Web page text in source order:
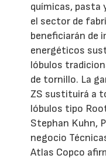
químicas, pasta
el sector de
beneficiarán de
energéticos
lóbulos
de tornillo. La
ZS sustituirá a
lóbulos tipo
Stephan Kuhn,
negocio
Atlas Copco